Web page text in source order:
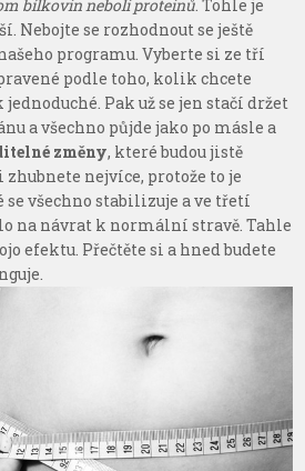
bílkovin neboli proteinů. Tohle je
Nebojte se rozhodnout se ještě
programu. Vyberte si ze tří
podle toho, kolik chcete
Pak už se jen stačí držet
a všechno půjde jako po másle a
změny, které budou jistě
nejvíce, protože to je
se všechno stabilizuje a ve třetí
na návrat k normální stravě. Tahle
efektu. Přečtěte sia hned budete